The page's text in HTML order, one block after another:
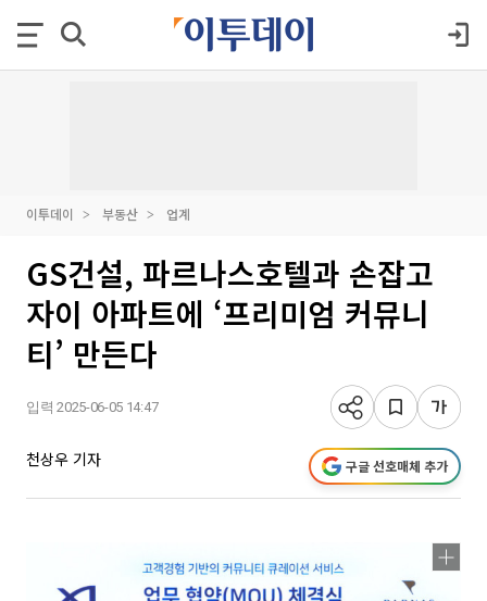
이투데이 부동산 업계
GS건설, 파르나스호텔과 손잡고
자이 아파트에 ‘프리미엄 커뮤니
티’ 만든다
입력 2025-06-05 14:47
천상우 기자 구글 선호매체 추가